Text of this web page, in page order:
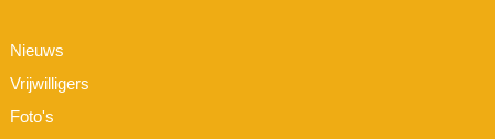
Nieuws
Vrijwilligers
Foto's